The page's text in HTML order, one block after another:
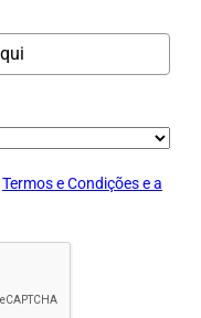
Termos e Condições e a